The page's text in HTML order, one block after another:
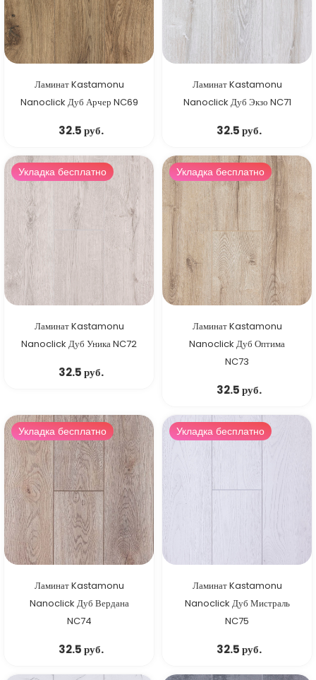
Ламинат Kastamonu
Nanoclick Дуб Арчер NC69
32.5 руб.
Ламинат Kastamonu
Nanoclick Дуб Экзо NC71
32.5 руб.
Укладка бесплатно
Ламинат Kastamonu
Nanoclick Дуб Уника NC72
32.5 руб.
Укладка бесплатно
Ламинат Kastamonu
Nanoclick Дуб Оптима
NC73
32.5 руб.
Укладка бесплатно
Ламинат Kastamonu
Nanoclick Дуб Вердана
NC74
32.5 руб.
Укладка бесплатно
Ламинат Kastamonu
Nanoclick Дуб Мистраль
NC75
32.5 руб.